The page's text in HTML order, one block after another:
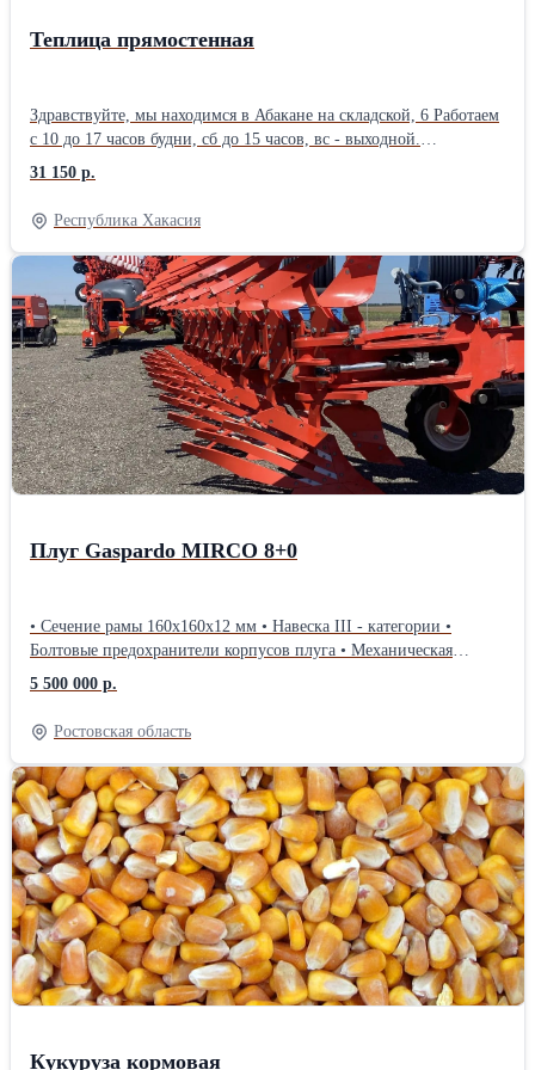
Теплица прямостенная
Здравствуйте, мы находимся в Абакане на складской, 6 Работаем
с 10 до 17 часов будни, сб до 15 часов, вс - выходной.
Добавляйте объявление в избранное что бы не потерять. Если
объявление не активно - это не означает что товара нет в
наличии. 🚩Каркас теплицы с прямыми стенками. 🚩
Производитель Красноярск, высокое качество сварных швов и
исполнения. 🚩Ширина 3м. Длина 4м и более. 🚩Ширина 4м.
Длина 4м и более. 🚩Длина теплицы увеличивается с помощью
2х метровых вставок. 🚩Каркас из оцинкованной профильной
трубы 20*20. сваренный в виде фермы (двойная дуга). 🚩В
каркасе 2е двери и 2е форточки. ❗❗❗Цена указана за каркас 3*4м
без поликарбоната. Поликарбонат можно приобрести у нас
отдельно, на выбор. 🚩Вставка для увеличения длины каркаса на
2 метра - 11 550руб. ✅Смотрите все наши объявления, в
наличии сотовый поликарбонат в ассортименте, каркасы теплиц
в ассортименте. Добавляйте объявление в избранное, что бы не
потерять. ❗❗❗Цена действительна неделю с момента публикации
телефону или в магазине.
31 150 р.
Республика Хакасия
Плуг Gaspardo MIRCO 8+0
• Сечение рамы 160х160x12 мм • Навеска III - категории •
Болтовые предохранители корпусов плуга • Механическая
регулировка настройки положнения первого корпуса •
Механическая регулировка глубины обработки • Клиренс 87 см •
Стояночная нога • Транспортное и оборотное колесо 500/45-22,5
с анти-шоковым азотным подрессориванием • Перьевой отвал
для работы на глубину 20-38 см.
5 500 000 р.
Ростовская область
Кукуруза кормовая